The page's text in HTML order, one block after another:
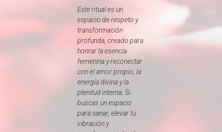
Este ritual es un
espacio de respeto y
transformación
profunda, creado para
honrar la esencia
femenina y reconectar
con el amor propio, la
energía divina y la
plenitud interna. Si
buscas un espacio
para sanar, elevar tu
vibración y